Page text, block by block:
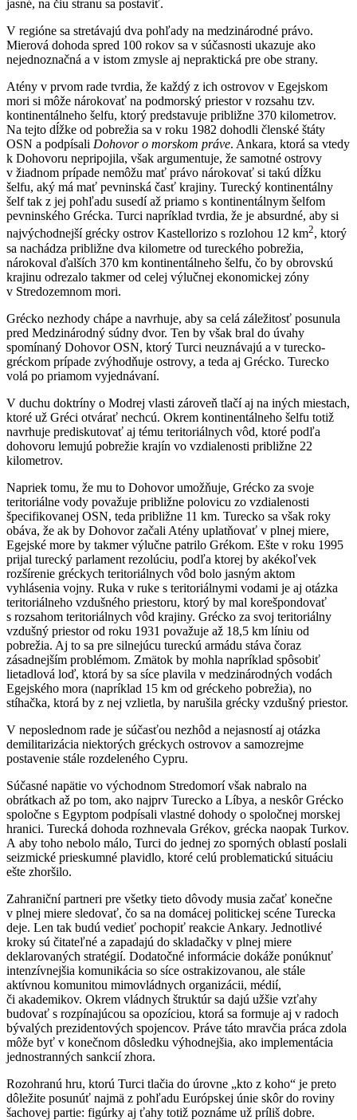
jasné, na čiu stranu sa postaviť.
V regióne sa stretávajú dva pohľady na medzinárodné právo.
Mierová dohoda spred 100 rokov sa v súčasnosti ukazuje ako
nejednoznačná a v istom zmysle aj nepraktická pre obe strany.
Atény v prvom rade tvrdia, že každý z ich ostrovov v Egejskom
mori si môže nárokovať na podmorský priestor v rozsahu tzv.
kontinentálneho šelfu, ktorý predstavuje približne 370 kilometrov.
Na tejto dĺžke od pobrežia sa v roku 1982 dohodli členské štáty
OSN a podpísali Dohovor o morskom práve. Ankara, ktorá sa vtedy
k Dohovoru nepripojila, však argumentuje, že samotné ostrovy
v žiadnom prípade nemôžu mať právo nárokovať si takú dĺžku
šelfu, aký má mať pevninská časť krajiny. Turecký kontinentálny
šelf tak z jej pohľadu susedí až priamo s kontinentálnym šelfom
pevninského Grécka. Turci napríklad tvrdia, že je absurdné, aby si
najvýchodnejší grécky ostrov Kastellorizo s rozlohou 12 km2, ktorý
sa nachádza približne dva kilometre od tureckého pobrežia,
nárokoval ďalších 370 km kontinentálneho šelfu, čo by obrovskú
krajinu odrezalo takmer od celej výlučnej ekonomickej zóny
v Stredozemnom mori.
Grécko nezhody chápe a navrhuje, aby sa celá záležitosť posunula
pred Medzinárodný súdny dvor. Ten by však bral do úvahy
spomínaný Dohovor OSN, ktorý Turci neuznávajú a v turecko-
gréckom prípade zvýhodňuje ostrovy, a teda aj Grécko. Turecko
volá po priamom vyjednávaní.
V duchu doktríny o Modrej vlasti zároveň tlačí aj na iných miestach,
ktoré už Gréci otvárať nechcú. Okrem kontinentálneho šelfu totiž
navrhuje prediskutovať aj tému teritoriálnych vôd, ktoré podľa
dohovoru lemujú pobrežie krajín vo vzdialenosti približne 22
kilometrov.
Napriek tomu, že mu to Dohovor umožňuje, Grécko za svoje
teritoriálne vody považuje približne polovicu zo vzdialenosti
špecifikovanej OSN, teda približne 11 km. Turecko sa však roky
obáva, že ak by Dohovor začali Atény uplatňovať v plnej miere,
Egejské more by takmer výlučne patrilo Grékom. Ešte v roku 1995
prijal turecký parlament rezolúciu, podľa ktorej by akékoľvek
rozšírenie gréckych teritoriálnych vôd bolo jasným aktom
vyhlásenia vojny. Ruka v ruke s teritoriálnymi vodami je aj otázka
teritoriálneho vzdušného priestoru, ktorý by mal korešpondovať
s rozsahom teritoriálnych vôd krajiny. Grécko za svoj teritoriálny
vzdušný priestor od roku 1931 považuje až 18,5 km líniu od
pobrežia. Aj to sa pre silnejúcu tureckú armádu stáva čoraz
zásadnejším problémom. Zmätok by mohla napríklad spôsobiť
lietadlová loď, ktorá by sa síce plavila v medzinárodných vodách
Egejského mora (napríklad 15 km od gréckeho pobrežia), no
stíhačka, ktorá by z nej vzlietla, by narušila grécky vzdušný priestor.
V neposlednom rade je súčasťou nezhôd a nejasností aj otázka
demilitarizácia niektorých gréckych ostrovov a samozrejme
postavenie stále rozdeleného Cypru.
Súčasné napätie vo východnom Stredomorí však nabralo na
obrátkach až po tom, ako najprv Turecko a Líbya, a neskôr Grécko
spoločne s Egyptom podpísali vlastné dohody o spoločnej morskej
hranici. Turecká dohoda rozhnevala Grékov, grécka naopak Turkov.
A aby toho nebolo málo, Turci do jednej zo sporných oblastí poslali
seizmické prieskumné plavidlo, ktoré celú problematickú situáciu
ešte zhoršilo.
Zahraniční partneri pre všetky tieto dôvody musia začať konečne
v plnej miere sledovať, čo sa na domácej politickej scéne Turecka
deje. Len tak budú vedieť pochopiť reakcie Ankary. Jednotlivé
kroky sú čitateľné a zapadajú do skladačky v plnej miere
deklarovaných stratégií. Dodatočné informácie dokáže ponúknuť
intenzívnejšia komunikácia so síce ostrakizovanou, ale stále
aktívnou komunitou mimovládnych organizácii, médií,
či akademikov. Okrem vládnych štruktúr sa dajú užšie vzťahy
budovať s rozpínajúcou sa opozíciou, ktorá sa formuje aj v radoch
bývalých prezidentových spojencov. Práve táto mravčia práca zdola
môže byť v konečnom dôsledku výhodnejšia, ako implementácia
jednostranných sankcií zhora.
Rozohranú hru, ktorú Turci tlačia do úrovne „kto z koho“ je preto
dôležite posunúť najmä z pohľadu Európskej únie skôr do roviny
šachovej partie: figúrky aj ťahy totiž poznáme už príliš dobre.